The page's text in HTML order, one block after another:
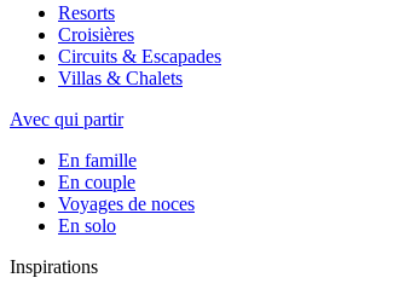
Resorts
Croisières
Circuits & Escapades
Villas & Chalets
Avec qui partir
En famille
En couple
Voyages de noces
En solo
Inspirations